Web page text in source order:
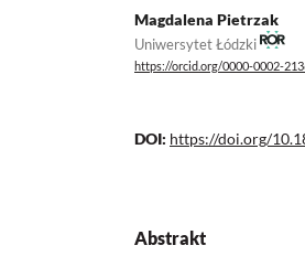
Magdalena Pietrzak
Uniwersytet Łódzki
https://orcid.org/0000-0002-
DOI: https://doi.org/
Abstrakt